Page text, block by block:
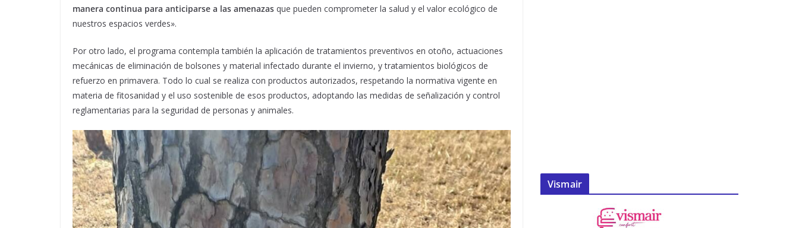
manera continua para anticiparse a las amenazas que pueden comprometer la salud y el valor ecológico de
nuestros espacios verdes».
Por otro lado, el programa contempla también la aplicación de tratamientos preventivos en otoño, actuaciones
mecánicas de eliminación de bolsones y material infectado durante el invierno, y tratamientos biológicos de
refuerzo en primavera. Todo lo cual se realiza con productos autorizados, respetando la normativa vigente en
materia de fitosanidad y el uso sostenible de esos productos, adoptando las medidas de señalización y control
reglamentarias para la seguridad de personas y animales.
Vismair